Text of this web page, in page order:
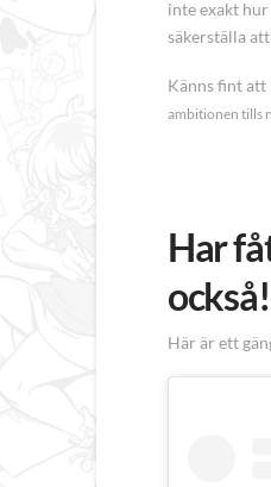
inte exakt
säkerställa
Känns fint att
ambitionen tills
Har
också!
Här är ett